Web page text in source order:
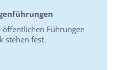
Führungen
stehen fest.